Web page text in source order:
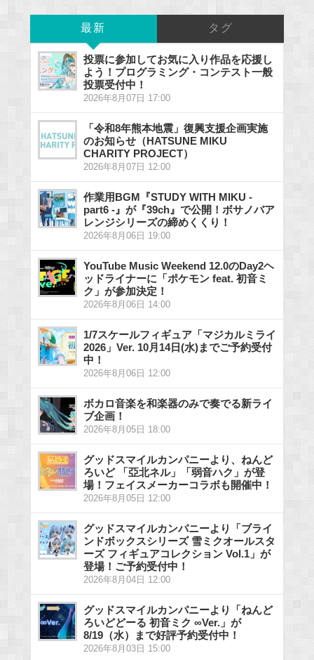
最新 タグ
投票に参加してお気に入り作品を応援し
よう！プログラミング・コンテスト一般
投票受付中！
2026年8月07日 17:00
「令和8年熊本地震」復興支援企画実施
のお知らせ（HATSUNE MIKU
CHARITY PROJECT）
2026年8月07日 12:00
作業用BGM『STUDY WITH MIKU -
part6 -』が『39ch』で公開！ボサノバア
レンジシリーズの締めくくり！
2026年8月06日 19:00
YouTube Music Weekend 12.0のDay2ヘ
ッドライナーに「ポケモン feat. 初音ミ
ク」が参加決定！
2026年8月06日 14:00
1/7スケールフィギュア「マジカルミライ
2026」Ver. 10月14日(水)までご予約受付
中！
2026年8月06日 12:00
ボカロ音楽を和楽器のみで奏でる新ライ
ブ企画！
2026年8月05日 18:00
グッドスマイルカンパニーより、ねんど
ろいど 「亞北ネル」「弱音ハク」が登
場！フェイスメーカーコラボも開催中！
2026年8月05日 12:00
グッドスマイルカンパニーより「ブライ
ンドボックスシリーズ 雪ミクオールスタ
ーズ フィギュアコレクション Vol.1」が
登場！ご予約受付中！
2026年8月04日 12:00
グッドスマイルカンパニーより「ねんど
ろいどどーる 初音ミク ∞Ver.」が
8/19（水）まで好評予約受付中！
2026年8月03日 15:00